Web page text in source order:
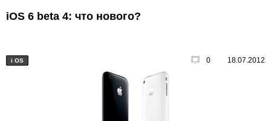
iOS 6 beta 4: что нового?
i OS 0 18.07.2012